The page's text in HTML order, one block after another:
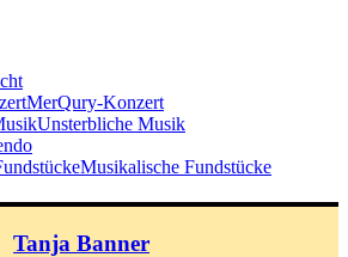
MerQury-Konzert
Unsterbliche Musik
Musikalische Fundstücke
Tanja Banner